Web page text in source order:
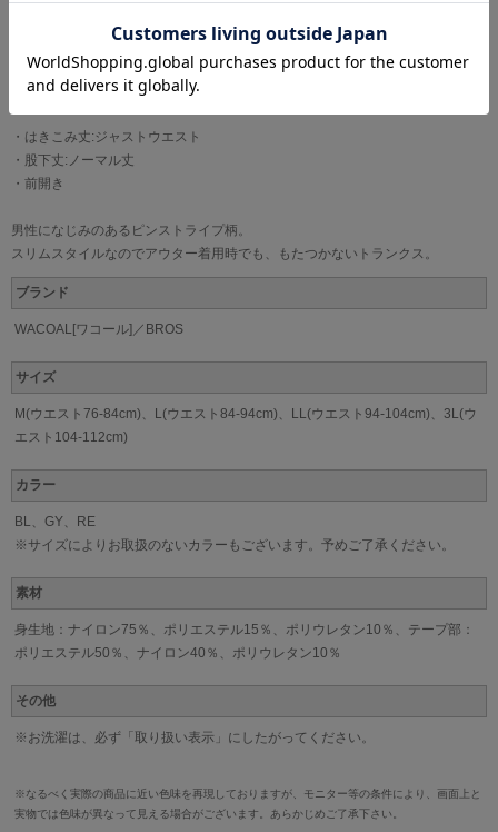
■肌あたり軽減設計
股下部分とヒップ部分をフラットな縫製にすることで、肌ざわりへのストレス
を軽減。
・はきこみ丈:ジャストウエスト
・股下丈:ノーマル丈
・前開き
男性になじみのあるピンストライプ柄。
スリムスタイルなのでアウター着用時でも、もたつかないトランクス。
ブランド
WACOAL[ワコール]／BROS
サイズ
M(ウエスト76-84cm)、L(ウエスト84-94cm)、LL(ウエスト94-104cm)、3L(ウ
エスト104-112cm)
カラー
BL、GY、RE
※サイズによりお取扱のないカラーもございます。予めご了承ください。
素材
身生地：ナイロン75％、ポリエステル15％、ポリウレタン10％、テープ部：
ポリエステル50％、ナイロン40％、ポリウレタン10％
その他
※お洗濯は、必ず「取り扱い表示」にしたがってください。
※なるべく実際の商品に近い色味を再現しておりますが、モニター等の条件により、画面上と
実物では色味が異なって見える場合がございます。あらかじめご了承下さい。